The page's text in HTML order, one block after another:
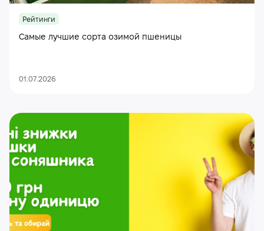
Рейтинги
Самые лучшие сорта озимой пшеницы
01.07.2026